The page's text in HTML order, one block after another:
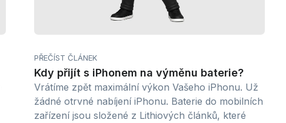
PŘEČÍST ČLÁNEK
Kdy přijít s iPhonem na výměnu baterie?
Vrátíme zpět maximální výkon Vašeho iPhonu. Už
žádné otrvné nabíjení iPhonu. Baterie do mobilních
zařízení jsou složené z Lithiových článků, které